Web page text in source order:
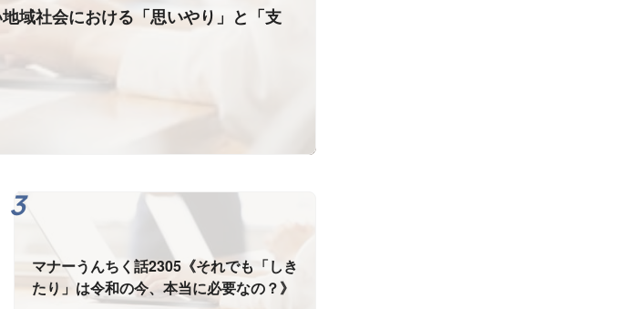
域社会における「思いやり」と「支
マナーうんちく話2305《それでも「しき
たり」は令和の今、本当に必要なの？》